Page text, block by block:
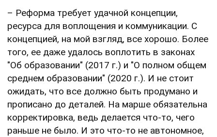
– Реформа требует удачной концепции,
ресурса для воплощения и коммуникации. С
концепцией, на мой взгляд, все хорошо. Более
того, ее даже удалось воплотить в законах
"Об образовании" (2017 г.) и "О полном общем
среднем образовании" (2020 г.). И не стоит
ожидать, что все должно быть продумано и
прописано до деталей. На марше обязательна
корректировка, ведь делается что-то, чего
раньше не было. И это что-то не автономное,